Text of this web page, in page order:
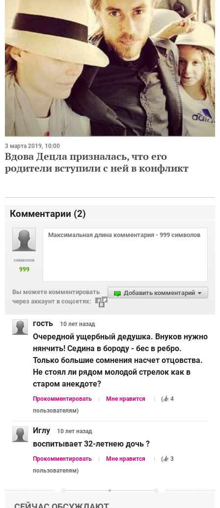
3 марта 2019, 10:00
Вдова Децла призналась, что его
родители вступили с ней в конфликт
Комментарии (2)
символов
999
Добавить комментарий
Вы можете комментировать
через аккаунт в соцсетях:
гость 10 лет назад
Очередной ущербный дедушка. Внуков нужно
нянчить! Седина в бороду - бес в ребро.
Только большие сомнения насчет отцовства.
Не стоял ли рядом молодой стрелок как в
старом анекдоте?
Прокомментировать Мне нравится (
4
пользователям)
Иглу 10 лет назад
воспитывает 32-летнею дочь ?
Прокомментировать Мне нравится (
3
пользователям)